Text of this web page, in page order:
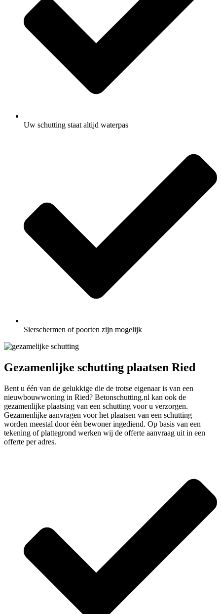
Uw schutting staat altijd waterpas
Sierschermen of poorten zijn mogelijk
Gezamenlijke schutting plaatsen Ried
Bent u één van de gelukkige die de trotse eigenaar is van een
nieuwbouwwoning in Ried? Betonschutting.nl kan ook de
gezamenlijke plaatsing van een schutting voor u verzorgen.
Gezamenlijke aanvragen voor het plaatsen van een schutting
worden meestal door één bewoner ingediend. Op basis van een
tekening of plattegrond werken wij de offerte aanvraag uit in een
offerte per adres.